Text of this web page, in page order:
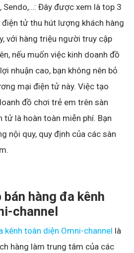
Sendo,…: Đây được xem là top 3
tử thu hút lượng khách hàng
với hàng triệu người truy cập
nếu muốn việc kinh doanh đồ
nhuận cao, bạn không nên bỏ
mại điện tử này. Việc tạo
đồ chơi trẻ em trên sàn
là hoàn toàn miễn phí. Bạn
nội quy, quy định của các sàn
hàng đa kênh
channel
kênh toàn diện Omni-channel là
hàng làm trung tâm của các